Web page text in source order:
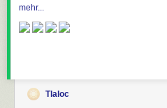
mehr...
Tlaloc